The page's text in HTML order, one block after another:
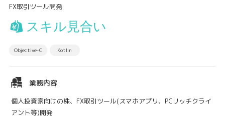
FX取引ツール開発
スキル見合い
Objective-C Kotlin
業務内容
個人投資家向けの株、FX取引ツール(スマホアプリ、PCリッチクライ
アント等)開発